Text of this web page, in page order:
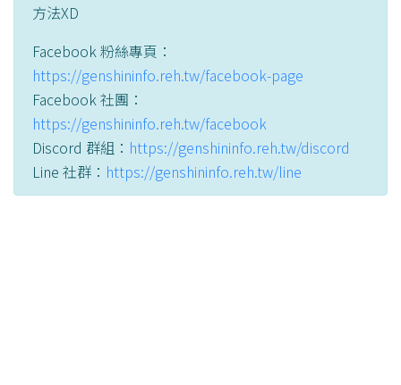
方法XD
Facebook 粉絲專頁：
https://genshininfo.reh.tw/facebook-page
Facebook 社團：
https://genshininfo.reh.tw/facebook
Discord 群組： https://genshininfo.reh.tw/discord
Line 社群： https://genshininfo.reh.tw/line